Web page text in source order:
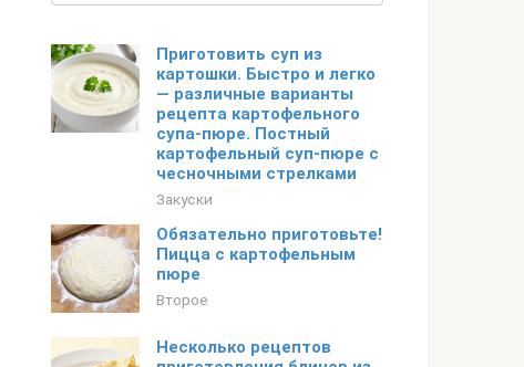
Приготовить суп из
картошки. Быстро и легко
— различные варианты
рецепта картофельного
супа-пюре. Постный
картофельный суп-пюре с
чесночными стрелками
Закуски
Обязательно приготовьте!
Пицца с картофельным
пюре
Второе
Несколько рецептов